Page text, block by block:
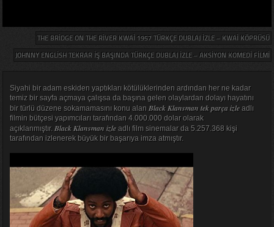
THE BRIDGE ON THE RIVER KWAI 1957 TÜRKÇE DUBLAJ IZLE – KWAI KÖPRÜSÜ
JOHNNY ENGLISH TEKRAR İŞ BAŞINDA TÜRKÇE DUBLAJ IZLE – AKSIYON KOMEDI FILMI
Siyahi bir adam eskiden yaptıkları kötülüklerinden ardından her ne kadar
temiz bir sayfa açmaya çalışsa da başına gelen olaylardan dolayı hayatını
bir türlü düzene sokamamasını konu alan Black Klansman tek parça izleadlı
filmin bütçesi yapımcıları tarafından 4.000.000 dolar olarak
açıklanmıştır. Black Klansman izleadlı film sinemalar da 5.257.368 kişi
tarafından izlenerek büyük bir başarıya imza atmıştır.